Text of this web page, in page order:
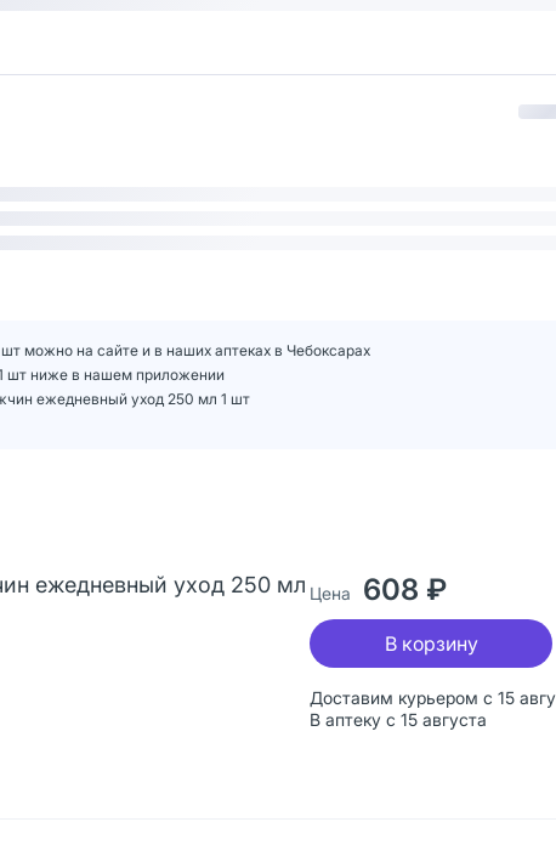
можно на сайте и в наших аптеках в Чебоксарах
шт ниже в нашем приложении
ежедневный уход 250 мл 1 шт
ежедневный уход 250 мл
Доставим курьером с 15
В аптеку с 15 августа
Цена 608 ₽
В корзину